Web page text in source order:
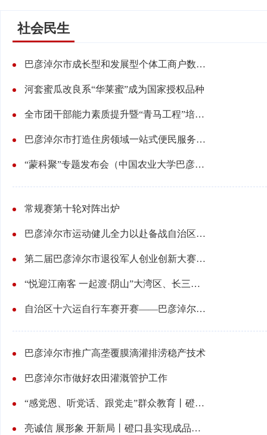
社会民生
巴彦淖尔市成长型和发展型个体工商户数量稳步提升
河套蜜瓜改良系“华莱蜜”成为国家授权品种
全市团干部能力素质提升暨“青马工程”培训班开班
巴彦淖尔市打造住房领域一站式便民服务新模式
“蒙科聚”专题发布会（中国农业大学巴彦淖尔研究院专场）举办：集中发布6项前沿科技成果
常规赛第十轮对阵出炉
巴彦淖尔市运动健儿全力以赴备战自治区十六运
第二届巴彦淖尔市退役军人创业创新大赛收官
“悦迎江南客 一起渡·阴山”大湾区、长三角旅行商自驾活动在我市举行
自治区十六运自行车赛开赛——巴彦淖尔市两日揽5金2银6铜
巴彦淖尔市推广高垄覆膜滴灌排涝稳产技术
巴彦淖尔市做好农田灌溉管护工作
“感党恩、听党话、跟党走”群众教育丨磴口县就业服务中心开展惠民招聘服务
亮诚信 展形象 开新局丨磴口县实现成品油计量智慧监管全覆盖